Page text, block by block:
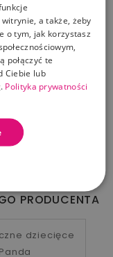
nosa, która
szczególnie
zapewniają
PRODUCENTA
a także, żeby
o tym, jak korzystasz
połączyć te
Ciebie lub
Polityka prywatności